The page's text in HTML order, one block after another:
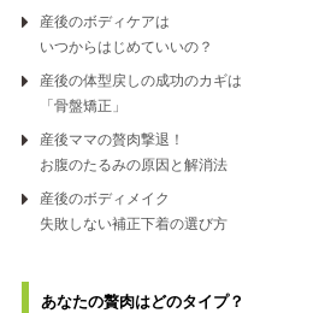
産後のボディケアは
いつからはじめていいの？
産後の体型戻しの成功のカギは
「骨盤矯正」
産後ママの贅肉撃退！
お腹のたるみの原因と解消法
産後のボディメイク
失敗しない補正下着の選び方
あなたの贅肉はどのタイプ？